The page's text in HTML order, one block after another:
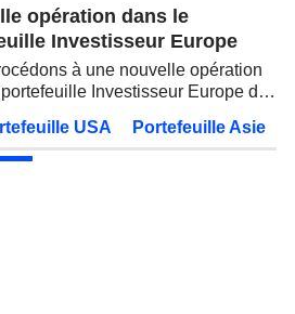
Publication des résultats - Q2 2026
Publication des résultats - Q2 2026
semi-conducteurs. Les
inquiétudes sur la soutenabilité
opération dans le
Investisseur Europe
à une nouvelle opération
Investisseur Europe de
USA Portefeuille Asie